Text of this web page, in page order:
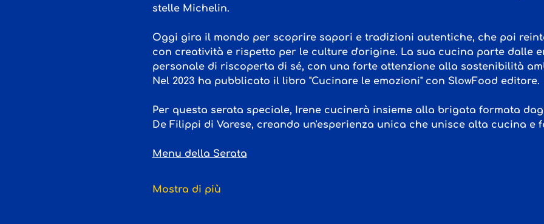
stelle Michelin.
Oggi gira il mondo per scoprire sapori e tradizioni autentiche, che poi
con creatività e rispetto per le culture d'origine. La sua cucina parte dalle
personale di riscoperta di sé, con una forte attenzione alla sostenibilità
Nel 2023 ha pubblicato il libro "Cucinare le emozioni" con SlowFood editore.
Per questa serata speciale, Irene cucinerà insieme alla brigata formata
De Filippi di Varese, creando un'esperienza unica che unisce alta cucina e
Menu della Serata
Mostra di più